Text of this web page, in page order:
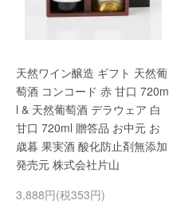
天然ワイン醸造 ギフト 天然葡
萄酒 コンコード 赤 甘口 720m
l & 天然葡萄酒 デラウェア 白
甘口 720ml 贈答品 お中元 お
歳暮 果実酒 酸化防止剤無添加
発売元 株式会社片山
3,888円(税353円)